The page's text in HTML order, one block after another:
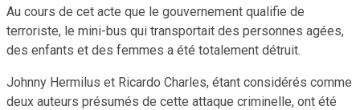
Au cours de cet acte que le gouvernement qualifie de
terroriste, le mini-bus qui transportait des personnes agées,
des enfants et des femmes a été totalement détruit.
Johnny Hermilus et Ricardo Charles, étant considérés comme
deux auteurs présumés de cette attaque criminelle, ont été